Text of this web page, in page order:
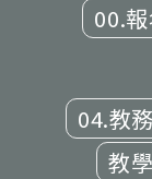
00.
04.教
教